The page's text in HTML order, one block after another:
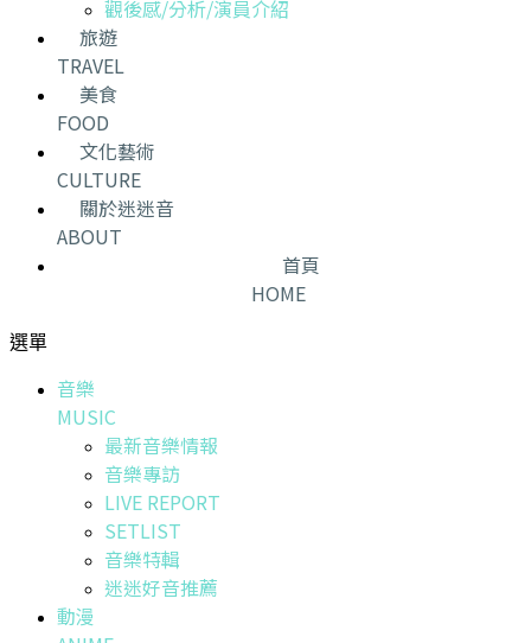
觀後感/分析/演員介紹
旅遊
TRAVEL
美食
FOOD
文化藝術
CULTURE
關於迷迷音
ABOUT
首頁
HOME
選單
音樂
MUSIC
最新音樂情報
音樂專訪
LIVE REPORT
SETLIST
音樂特輯
迷迷好音推薦
動漫